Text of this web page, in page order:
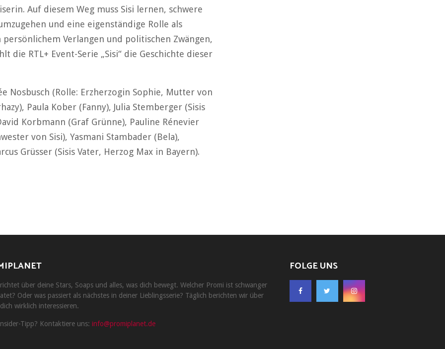
Auf diesem Weg muss Sisi lernen, schwere
und eine eigenständige Rolle als
Verlangen und politischen Zwängen,
die RTL+ Event-Serie „Sisi“ die Geschichte dieser
Nosbusch (Rolle: Erzherzogin Sophie, Mutter von
Paula Kober (Fanny), Julia Stemberger (Sisis
Korbmann (Graf Grünne), Pauline Rénevier
von Sisi), Yasmani Stambader (Bela),
Grüsser (Sisis Vater, Herzog Max in Bayern).
über deine Stars, Soaps und alles, was dich bewegt. Welcher Promi ist schwanger
Oder was passiert als nächstes in deiner Lieblingsserie? Täglich berichten wir über
wirklich interessieren.
Tipp? Kontaktiere uns: info@promiplanet.de
FOLGE UNS